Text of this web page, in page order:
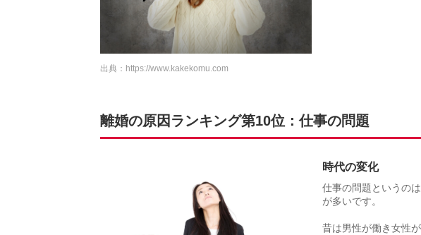
出典： https://www.kakekomu.com
離婚の原因ランキング第10位：仕事の問題
時代の変化
仕事の問題というの
が多いです。
昔は男性が働き女性